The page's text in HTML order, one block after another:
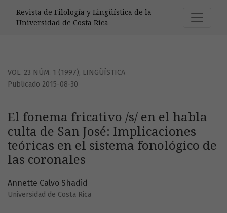
Revista de Filología y Lingüística de la
Universidad de Costa Rica
VOL. 23 NÚM. 1 (1997), LINGÜÍSTICA
El fonema fricativo /s/ en el habla
culta de San José: Implicaciones
teóricas en el sistema fonológico de
las coronales
Publicado 2015-08-30
Annette Calvo Shadid
Universidad de Costa Rica